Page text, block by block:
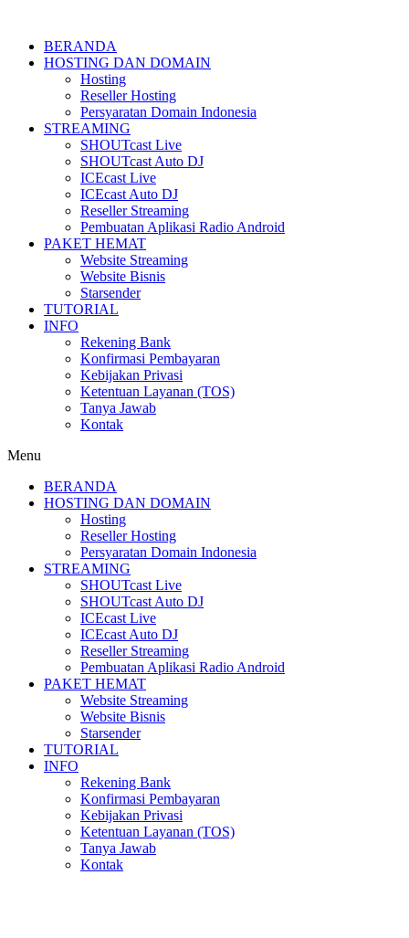
BERANDA
HOSTING DAN DOMAIN
Hosting
Reseller Hosting
Persyaratan Domain Indonesia
STREAMING
SHOUTcast Live
SHOUTcast Auto DJ
ICEcast Live
ICEcast Auto DJ
Reseller Streaming
Pembuatan Aplikasi Radio Android
PAKET HEMAT
Website Streaming
Website Bisnis
Starsender
TUTORIAL
INFO
Rekening Bank
Konfirmasi Pembayaran
Kebijakan Privasi
Ketentuan Layanan (TOS)
Tanya Jawab
Kontak
Menu
BERANDA
HOSTING DAN DOMAIN
Hosting
Reseller Hosting
Persyaratan Domain Indonesia
STREAMING
SHOUTcast Live
SHOUTcast Auto DJ
ICEcast Live
ICEcast Auto DJ
Reseller Streaming
Pembuatan Aplikasi Radio Android
PAKET HEMAT
Website Streaming
Website Bisnis
Starsender
TUTORIAL
INFO
Rekening Bank
Konfirmasi Pembayaran
Kebijakan Privasi
Ketentuan Layanan (TOS)
Tanya Jawab
Kontak